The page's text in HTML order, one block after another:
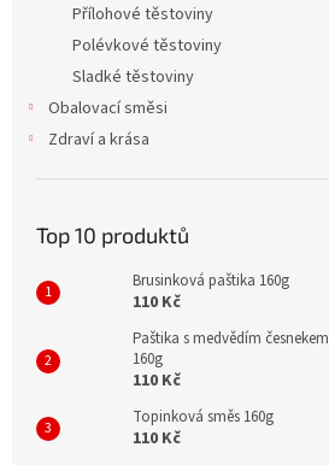
Přílohové těstoviny
Polévkové těstoviny
Sladké těstoviny
Obalovací směsi
Zdraví a krása
Top 10 produktů
Brusinková paštika 160g
110 Kč
Paštika s medvědím česnekem
160g
110 Kč
Topinková směs 160g
110 Kč